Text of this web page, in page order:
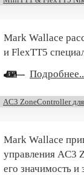
Mark Wallace
и FlexTT5
AC3 ZoneController
Mark Wallace
управления AC3
его значимость и